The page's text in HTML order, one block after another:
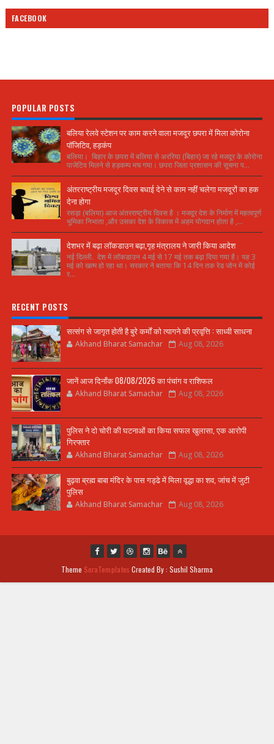
FACEBOOK
POPULAR POSTS
बलिया रेलवे स्टेशन पर काम करने वाला मजदूर छपरा में मिला कोरोना
पॉजिटिव, हड़कंप
बलिया। बिहार के छपरा में बलिया से अररिया (बिहार) जा रहे मजदूर के कोरोना
पाजेटिव मिलने से हड़कम्प मच गया। छपरा जिला प्रशासन की सूचना प...
अंतरराष्ट्रीय मजदूर दिवस बधाई देने से काम नहीं चलेगा मजदूरों का हक
देना होगा
रसड़ा (बलिया) आज अंतरराष्ट्रीय दिवस है । मजदूर देश के निर्माण में महत्वपूर्ण
भूमिका निभाता ,और उसका देश के विकास में अहम योगदान होता है ,...
देशभर में बढ़ा लॉकडाउन बढ़ा,गृह मंत्रालय ने जारी किया आदेश
नई दिल्ली. देश में लॉकडाउन 4 मई से 17 मई तक बढ़ा दिया गया है। यह 3
मई को खत्म हो रहा था। सरकार ने बताया कि 14 दिन तक रेड जोन में कोई
र...
RECENT POSTS
सत्संग से जागृत होती है बुरे कर्मों को त्यागने की प्रवृत्ति : साध्वी साधना
Akhand Bharat Samachar Aug 08, 2026
जानें आज दिनाँक 08/08/2026 का पंचांग व राशिफल
Akhand Bharat Samachar Aug 08, 2026
पुलिस ने दो चोरी की घटनाओं का किया सफल खुलासा, एक आरोपी
गिरफ्तार
Akhand Bharat Samachar Aug 08, 2026
बुढ़वा ब्रह्म बाबा मंदिर के पास गड्ढे में मिला वृद्धा का शव, जांच में जुटी
पुलिस
Akhand Bharat Samachar Aug 08, 2026
Theme SoraTemplates Created By : Sushil Sharma